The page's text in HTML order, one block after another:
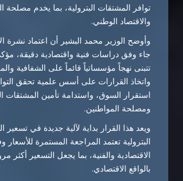
توافر المشتقات البترولية، بما يخدم مصلحة
والاقتصاد الوطني.
وأوضح الوزير محمد البشير أن اعتماد نشرة
جاء وفق دراسات فنية واقتصادية دقيقة،
تتبنى نهجاً مؤسساتياً قائماً على الشفافية
واتخاذ القرارات على أسس علمية تحقق
استقرار السوق، واستدامة تأمين المشتقات
ومصلحة المواطنين.
ويعد هذا القرار بداية لآلية جديدة في تسعير
البترولية تعتمد المراجعة المستمرة
الاقتصادية والفنية، بما يجعل التسعير أكثر
بالواقع الاقتصادي.